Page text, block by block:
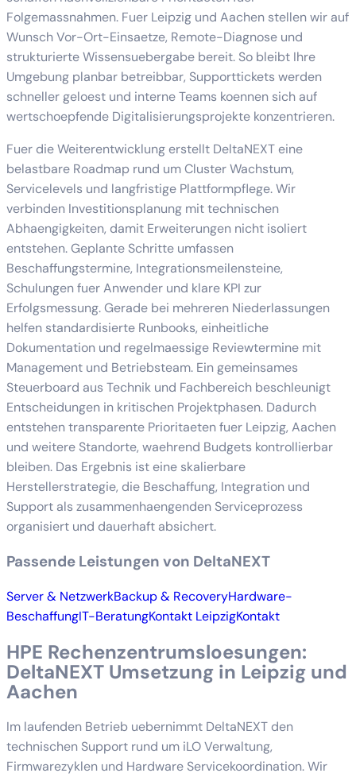
Folgemassnahmen. Fuer Leipzig und Aachen stellen wir auf
Wunsch Vor-Ort-Einsaetze, Remote-Diagnose und
strukturierte Wissensuebergabe bereit. So bleibt Ihre
Umgebung planbar betreibbar, Supporttickets werden
schneller geloest und interne Teams koennen sich auf
wertschoepfende Digitalisierungsprojekte konzentrieren.
Fuer die Weiterentwicklung erstellt DeltaNEXT eine
belastbare Roadmap rund um Cluster Wachstum,
Servicelevels und langfristige Plattformpflege. Wir
verbinden Investitionsplanung mit technischen
Abhaengigkeiten, damit Erweiterungen nicht isoliert
entstehen. Geplante Schritte umfassen
Beschaffungstermine, Integrationsmeilensteine,
Schulungen fuer Anwender und klare KPI zur
Erfolgsmessung. Gerade bei mehreren Niederlassungen
helfen standardisierte Runbooks, einheitliche
Dokumentation und regelmaessige Reviewtermine mit
Management und Betriebsteam. Ein gemeinsames
Steuerboard aus Technik und Fachbereich beschleunigt
Entscheidungen in kritischen Projektphasen. Dadurch
entstehen transparente Prioritaeten fuer Leipzig, Aachen
und weitere Standorte, waehrend Budgets kontrollierbar
bleiben. Das Ergebnis ist eine skalierbare
Herstellerstrategie, die Beschaffung, Integration und
Support als zusammenhaengenden Serviceprozess
organisiert und dauerhaft absichert.
Passende Leistungen von DeltaNEXT
Server & NetzwerkBackup & RecoveryHardware-
BeschaffungIT-BeratungKontakt LeipzigKontakt
HPE Rechenzentrumsloesungen:
DeltaNEXT Umsetzung in Leipzig und
Aachen
Im laufenden Betrieb uebernimmt DeltaNEXT den
technischen Support rund um iLO Verwaltung,
Firmwarezyklen und Hardware Servicekoordination. Wir